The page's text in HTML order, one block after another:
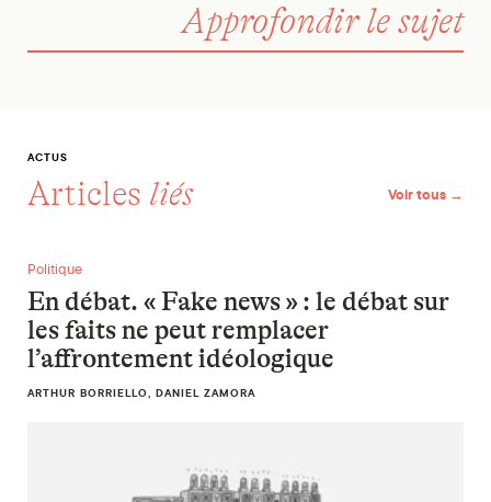
Approfondir le sujet
ACTUS
Articles liés Voir tous →
En débat. « Fake news » : le débat sur les faits ne peut
Politique
En débat. « Fake news » : le débat sur
les faits ne peut remplacer
l’affrontement idéologique
ARTHUR BORRIELLO, DANIEL ZAMORA